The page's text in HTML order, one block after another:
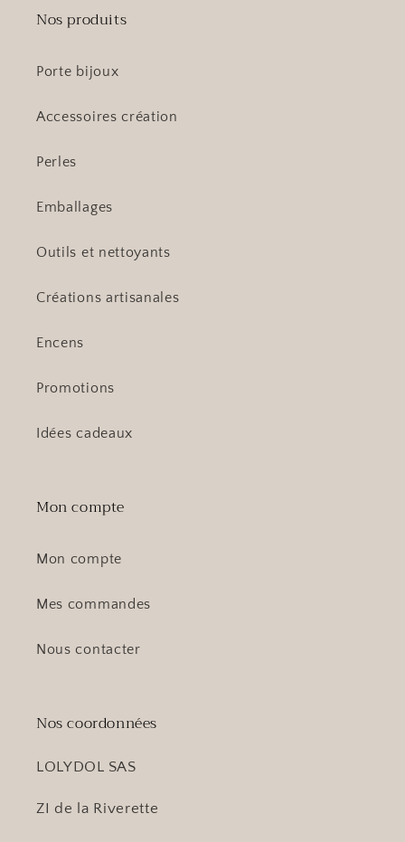
Nos produits
Porte bijoux
Accessoires création
Perles
Emballages
Outils et nettoyants
Créations artisanales
Encens
Promotions
Idées cadeaux
Mon compte
Mon compte
Mes commandes
Nous contacter
Nos coordonnées
LOLYDOL SAS
ZI de la Riverette